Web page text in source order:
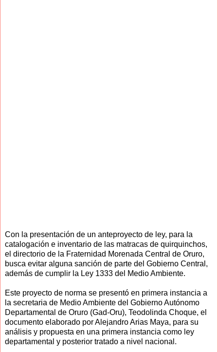
Con la presentación de un anteproyecto de ley, para la
catalogación e inventario de las matracas de quirquinchos,
el directorio de la Fraternidad Morenada Central de Oruro,
busca evitar alguna sanción de parte del Gobierno Central,
además de cumplir la Ley 1333 del Medio Ambiente.
Este proyecto de norma se presentó en primera instancia a
la secretaria de Medio Ambiente del Gobierno Autónomo
Departamental de Oruro (Gad-Oru), Teodolinda Choque, el
documento elaborado por Alejandro Arias Maya, para su
análisis y propuesta en una primera instancia como ley
departamental y posterior tratado a nivel nacional.